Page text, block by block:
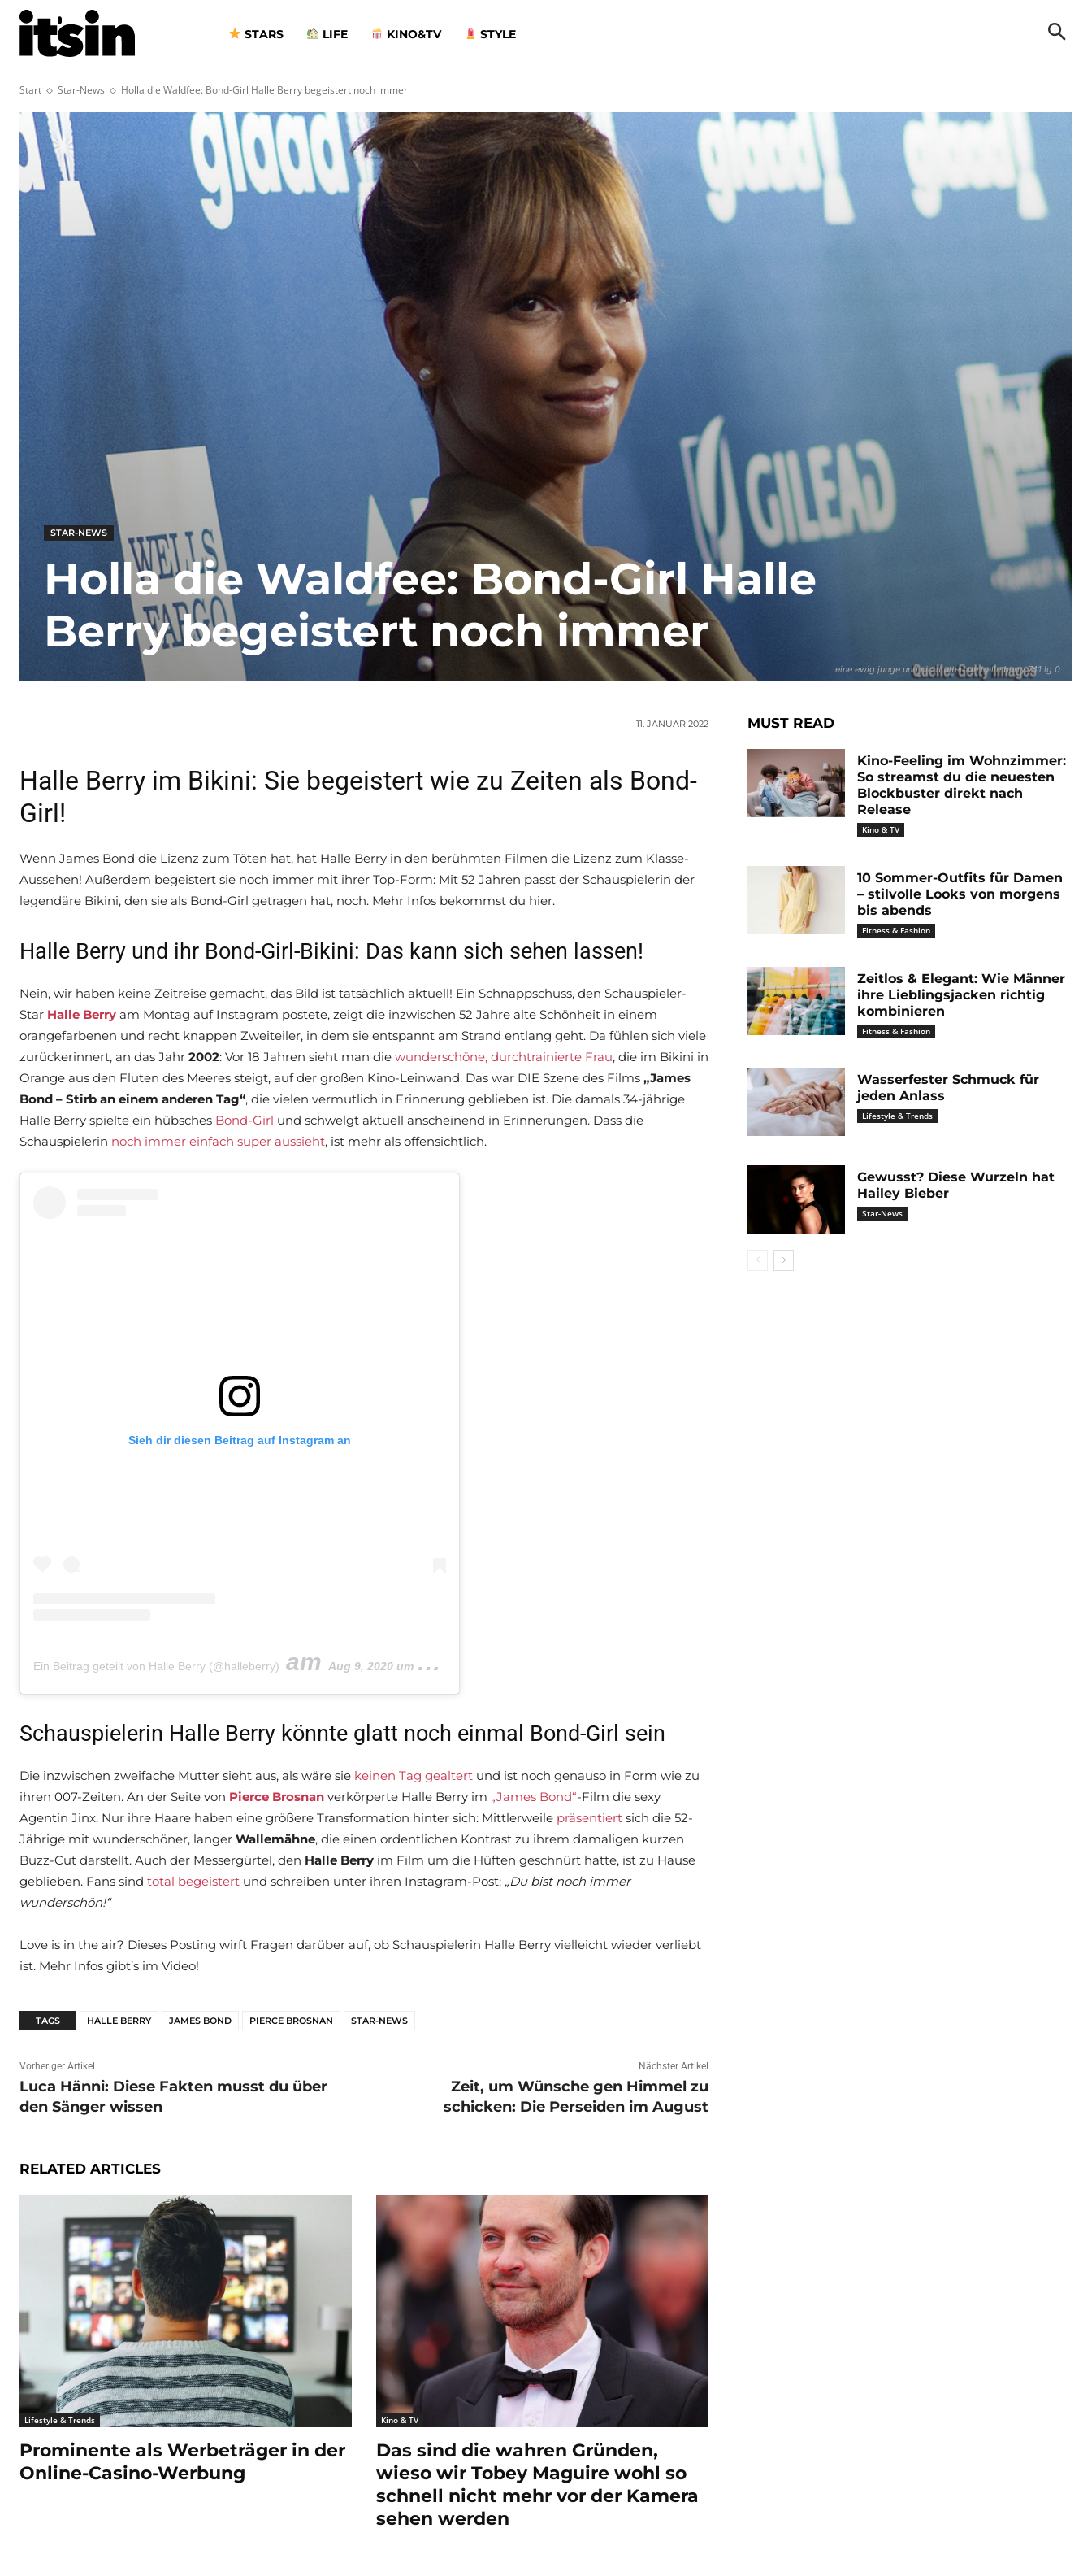
STARS LIFE KINO&TV STYLE
Start Star-News Holla die Waldfee: Bond-Girl Halle Berry begeistert noch immer
eine ewig junge und nicht alternde halle berry 741 lg 0
STAR-NEWS
Holla die Waldfee: Bond-Girl Halle
Berry begeistert noch immer
11. JANUAR 2022
Halle Berry im Bikini: Sie begeistert wie zu Zeiten als Bond-
Girl!
Wenn James Bond die Lizenz zum Töten hat, hat Halle Berry in den berühmten Filmen die Lizenz zum Klasse-
Aussehen! Außerdem begeistert sie noch immer mit ihrer Top-Form: Mit 52 Jahren passt der Schauspielerin der
legendäre Bikini, den sie als Bond-Girl getragen hat, noch. Mehr Infos bekommst du hier.
Halle Berry und ihr Bond-Girl-Bikini: Das kann sich sehen lassen!
Nein, wir haben keine Zeitreise gemacht, das Bild ist tatsächlich aktuell! Ein Schnappschuss, den Schauspieler-
Star Halle Berry am Montag auf Instagram postete, zeigt die inzwischen 52 Jahre alte Schönheit in einem
orangefarbenen und recht knappen Zweiteiler, in dem sie entspannt am Strand entlang geht. Da fühlen sich viele
zurückerinnert, an das Jahr 2002: Vor 18 Jahren sieht man die wunderschöne, durchtrainierte Frau, die im Bikini in
Orange aus den Fluten des Meeres steigt, auf der großen Kino-Leinwand. Das war DIE Szene des Films „James
Bond – Stirb an einem anderen Tag“, die vielen vermutlich in Erinnerung geblieben ist. Die damals 34-jährige
Halle Berry spielte ein hübsches Bond-Girl und schwelgt aktuell anscheinend in Erinnerungen. Dass die
Schauspielerin noch immer einfach super aussieht, ist mehr als offensichtlich.
Sieh dir diesen Beitrag auf Instagram an
Ein Beitrag geteilt von Halle Berry (@halleberry) am Aug 9, 2020 um 3:07 PDT
Schauspielerin Halle Berry könnte glatt noch einmal Bond-Girl sein
Die inzwischen zweifache Mutter sieht aus, als wäre sie keinen Tag gealtert und ist noch genauso in Form wie zu
ihren 007-Zeiten. An der Seite von Pierce Brosnan verkörperte Halle Berry im „James Bond“-Film die sexy
Agentin Jinx. Nur ihre Haare haben eine größere Transformation hinter sich: Mittlerweile präsentiert sich die 52-
Jährige mit wunderschöner, langer Wallemähne, die einen ordentlichen Kontrast zu ihrem damaligen kurzen
Buzz-Cut darstellt. Auch der Messergürtel, den Halle Berry im Film um die Hüften geschnürt hatte, ist zu Hause
geblieben. Fans sind total begeistert und schreiben unter ihren Instagram-Post: „Du bist noch immer
wunderschön!“
Love is in the air? Dieses Posting wirft Fragen darüber auf, ob Schauspielerin Halle Berry vielleicht wieder verliebt
ist. Mehr Infos gibt’s im Video!
TAGS HALLE BERRY JAMES BOND PIERCE BROSNAN STAR-NEWS
Vorheriger Artikel
Luca Hänni: Diese Fakten musst du über
den Sänger wissen
Nächster Artikel
Zeit, um Wünsche gen Himmel zu
schicken: Die Perseiden im August
RELATED ARTICLES
Lifestyle & Trends
Prominente als Werbeträger in der
Online-Casino-Werbung
Kino & TV
Das sind die wahren Gründen,
wieso wir Tobey Maguire wohl so
schnell nicht mehr vor der Kamera
sehen werden
MUST READ
Kino-Feeling im Wohnzimmer:
So streamst du die neuesten
Blockbuster direkt nach
Release
Kino & TV
10 Sommer-Outfits für Damen
– stilvolle Looks von morgens
bis abends
Fitness & Fashion
Zeitlos & Elegant: Wie Männer
ihre Lieblingsjacken richtig
kombinieren
Fitness & Fashion
Wasserfester Schmuck für
jeden Anlass
Lifestyle & Trends
Gewusst? Diese Wurzeln hat
Hailey Bieber
Star-News